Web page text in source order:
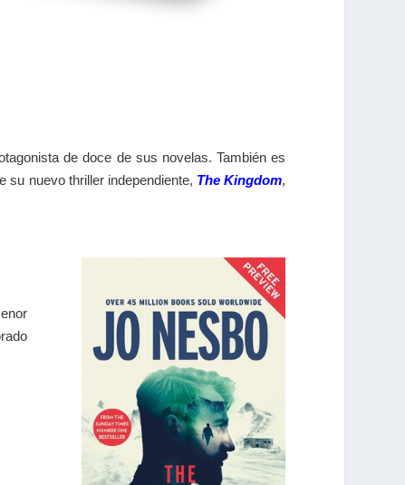
de doce de sus novelas. También es
su nuevo thriller independiente, The Kingdom,